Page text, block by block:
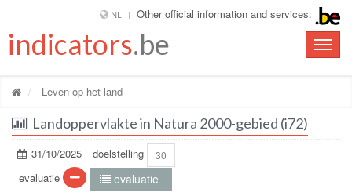
NL Other official information and services:
Toggle
indicators.be
Leven op het land
Landoppervlakte in Natura 2000-gebied (i72)
31/10/2025 doelstelling 30
evaluatie evaluatie